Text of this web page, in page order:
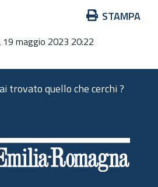
STAMPA
19 maggio 2023 20:22
trovato quello che cerchi ?